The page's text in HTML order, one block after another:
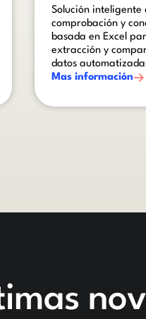
Solución inteligente
comprobación y
basada en Excel
extracción y
datos
Mas información